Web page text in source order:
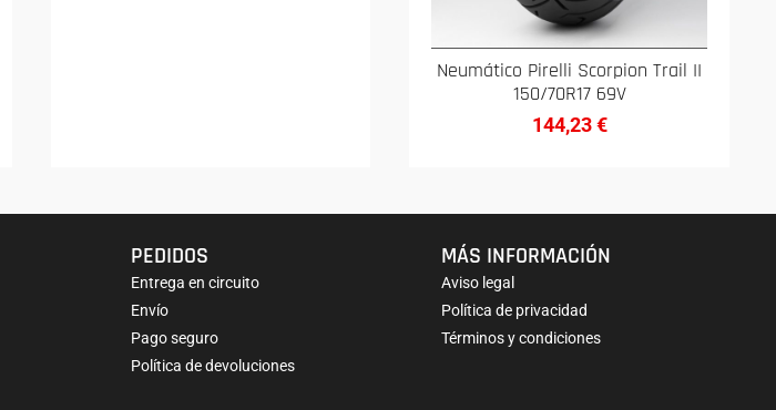
Neumático Pirelli Scorpion Trail II
150/70R17 69V
144,23€
PEDIDOS
Entrega en circuito
Envío
Pago seguro
Política de devoluciones
MÁS INFORMACIÓN
Aviso legal
Política de privacidad
Términos y condiciones